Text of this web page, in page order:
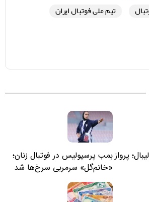
تیم ملی فوتبال ایران
پروازبمب پرسپولیس در فوتبال زنان؛
«خانم‌گل» سرمربی سرخ‌ها شد